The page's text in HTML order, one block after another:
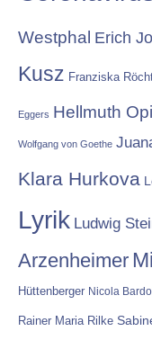
Westphal Erich
Kusz Franziska
Eggers Hellmuth
Wolfgang von Goethe
Klara Hurkova
Lyrik Ludwig
Arzenheimer
Hüttenberger Nicola
Rainer Maria Rilke